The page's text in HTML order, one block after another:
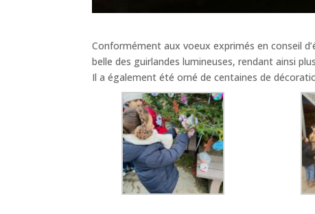
Conformément aux voeux exprimés en conseil
belle des guirlandes lumineuses, rendant ainsi
Il a également été orné de centaines de